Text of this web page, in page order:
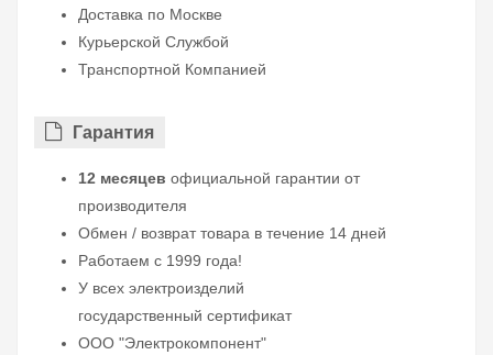
Доставка по Москве
Курьерской Службой
Транспортной Компанией
Гарантия
12 месяцев официальной гарантии от
производителя
Обмен / возврат товара в течение 14 дней
Работаем с 1999 года!
У всех электроизделий
государственный сертификат
ООО "Электрокомпонент"